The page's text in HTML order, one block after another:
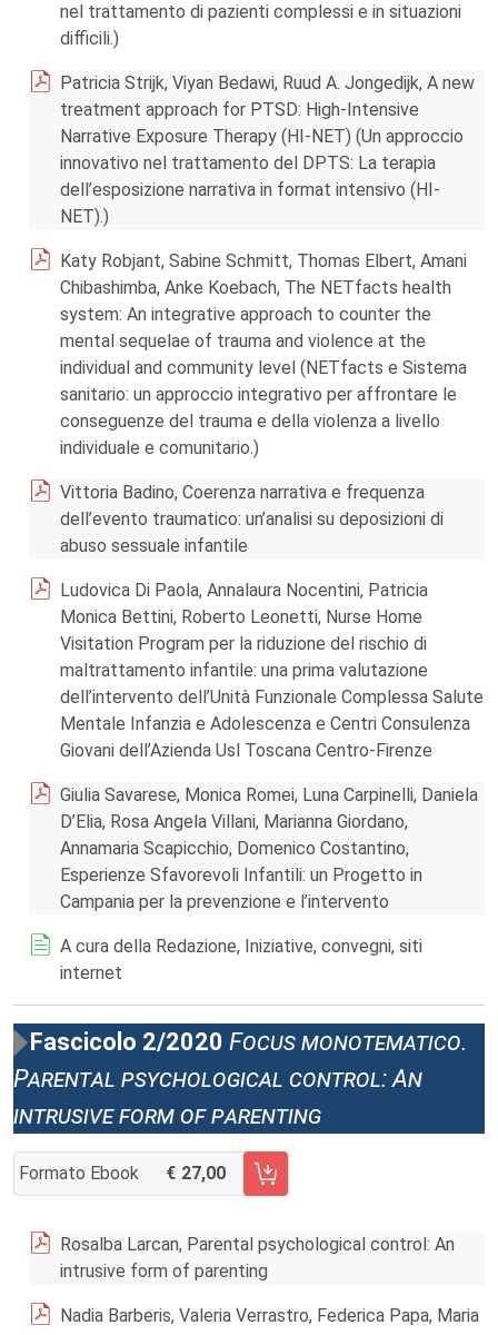
nel trattamento di pazienti complessi e in situazioni
difficili.)
Patricia Strijk, Viyan Bedawi, Ruud A. Jongedijk, A new
treatment approach for PTSD: High-Intensive
Narrative Exposure Therapy (HI-NET) (Un approccio
innovativo nel trattamento del DPTS: La terapia
dell’esposizione narrativa in format intensivo (HI-
NET).)
Katy Robjant, Sabine Schmitt, Thomas Elbert, Amani
Chibashimba, Anke Koebach, The NETfacts health
system: An integrative approach to counter the
mental sequelae of trauma and violence at the
individual and community level (NETfacts e Sistema
sanitario: un approccio integrativo per affrontare le
conseguenze del trauma e della violenza a livello
individuale e comunitario.)
Vittoria Badino, Coerenza narrativa e frequenza
dell’evento traumatico: un’analisi su deposizioni di
abuso sessuale infantile
Ludovica Di Paola, Annalaura Nocentini, Patricia
Monica Bettini, Roberto Leonetti, Nurse Home
Visitation Program per la riduzione del rischio di
maltrattamento infantile: una prima valutazione
dell’intervento dell’Unità Funzionale Complessa Salute
Mentale Infanzia e Adolescenza e Centri Consulenza
Giovani dell’Azienda Usl Toscana Centro-Firenze
Giulia Savarese, Monica Romei, Luna Carpinelli, Daniela
D’Elia, Rosa Angela Villani, Marianna Giordano,
Annamaria Scapicchio, Domenico Costantino,
Esperienze Sfavorevoli Infantili: un Progetto in
Campania per la prevenzione e l’intervento
A cura della Redazione, Iniziative, convegni, siti
internet
Fascicolo 2/2020 Focus monotematico.
Parental psychological control: An
intrusive form of parenting
Formato Ebook 27,00
AGGIUNGI AL CARRELLO FASCICOLO 2/2020
Rosalba Larcan, Parental psychological control: An
intrusive form of parenting
Nadia Barberis, Valeria Verrastro, Federica Papa, Maria